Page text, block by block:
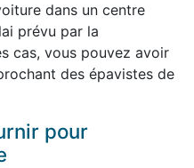
dans un centre
prévu par la
cas, vous pouvez avoir
des épavistes de
pour